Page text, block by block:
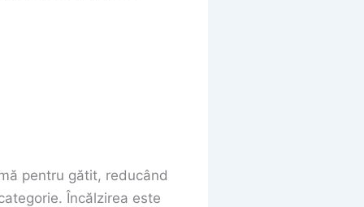
pentru gătit, reducând
Încălzirea este